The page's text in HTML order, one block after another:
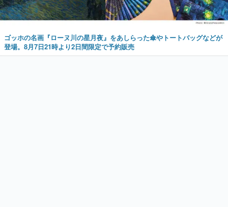
ゴッホの名画『ローヌ川の星月夜』をあしらった傘やトートバッグなどが
登場。8月7日21時より2日間限定で予約販売